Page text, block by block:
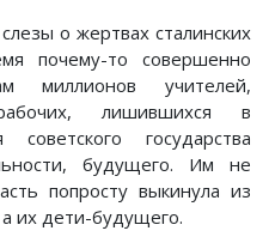
о жертвах сталинских
почему-то совершенно
миллионов учителей,
лишившихся в
государства
будущего. Им не
попросту выкинула из
их дети-будущего.